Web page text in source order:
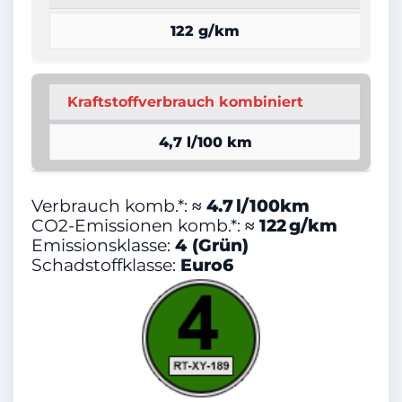
Leichtmetallfelgen
2-Zonen-Klimaautomatik
Sitzheizung
Elektr. Wegfahrsperre
Metallic
Bordcomputer
Dachreling
Sportpaket
Reifendruckkontrolle
122 g/km
Kraftstoffverbrauch kombiniert
4,7 l/100 km
Verbrauch komb.*: ≈ 4.7 l/100km
CO2-Emissionen komb.*: ≈ 122 g/km
Emissionsklasse: 4 (Grün)
Schadstoffklasse: Euro6